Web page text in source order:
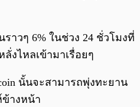
าวๆ 6% ในช่วง 24 ชั่วโมงที่
งไหลเข้ามาเรื่อยๆ
นั้นจะสามารถพุ่งทะยาน
างหน้า